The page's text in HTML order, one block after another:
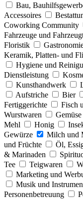
Bau,
Accessoires
Coworking Community
Fahrzeuge und
Floristik
Keramik, Platten- und
Hygiene und
Dienstleistung
Kunsthandwerk
Aufstriche
Bier
Fertiggerichte
Fisch
Wurstwaren
Gemüse
Mehl
Honig
Gewürze
Milch und
und Früchte
Öl,
& Marinaden
Tee
Teigwaren
Marketing und
Musik und
Personenbetreuung